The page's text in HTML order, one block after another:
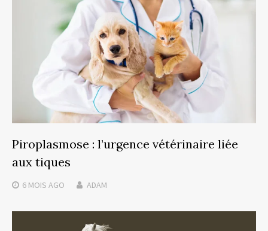
Piroplasmose : l’urgence vétérinaire liée
aux tiques
6 MOIS AGO ADAM